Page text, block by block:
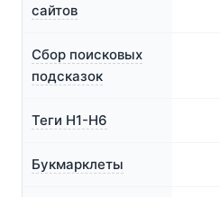
сайтов
Сбор поисковых
подсказок
Теги H1-H6
Букмарклеты